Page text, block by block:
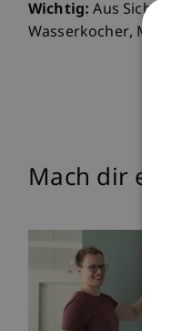
Wichtig: Aus
Wasserkocher,
Mach dir ein